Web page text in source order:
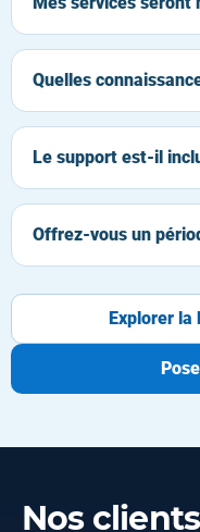
Quelles
Le support est-il
Offrez-vous un
Explorer la
Nos